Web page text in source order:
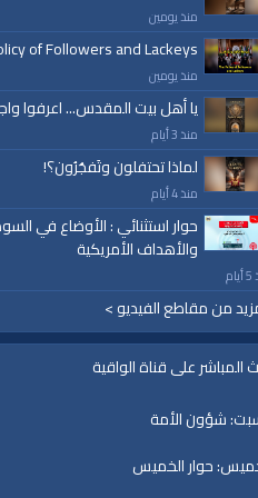
ودروس
ودروس»خطب جمعة
الواقية
قناة|الواقية،|انحياز|إلى|مبدأ|
|أناشيد|دروس|خطب قوية|كلمة
منذ يومين
of Followers and Lackeys
منذ يومين
يا أهل بيت المقدس... اعرفوا
منذ 3 أيام
لماذا تحتفلون وتَفجُرُون؟!
منذ 4 أيام
حوار استثنائي : الأوضاع في
والأهداف الأمريكية
من مقاطع الفيديو >
المباشر على قناة الواقية
شؤون الأمة
حوار الخميس